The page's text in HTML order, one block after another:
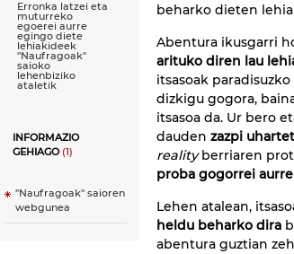
Erronka latzei eta
muturreko
egoerei aurre
egingo diete
lehiakideek
''Naufragoak''
saioko
lehenbiziko
ataletik
INFORMAZIO
GEHIAGO(1)
"Naufragoak" saioren
webgunea
beharko dieten
Abentura ikusgarri
arituko diren lau
itsasoak
dizkigu gogora,
itsasoa da. Ur bero
dauden zazpi
realityberriaren
proba gogorrei
Lehen atalean,
heldu beharko dira
abentura guztian